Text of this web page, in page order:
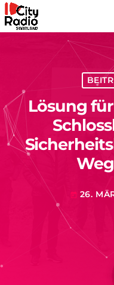
Lösung
today 26.